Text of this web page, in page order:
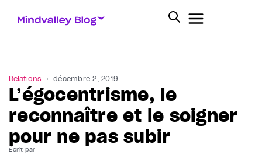
Relations décembre 2, 2019
L’égocentrisme, le
reconnaître et le soigner
pour ne pas subir
Écrit par